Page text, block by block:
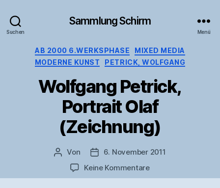
Suchen
Sammlung Schirm
Menü
Kategorien
AB 2000 6.WERKSPHASE
MIXED MEDIA
MODERNE KUNST
PETRICK, WOLFGANG
Wolfgang Petrick,
Portrait Olaf
(Zeichnung)
Beitragsautor
Von Veröffentlichungsdatum
6. November 2011
Keine Kommentarezu
Wolfgang